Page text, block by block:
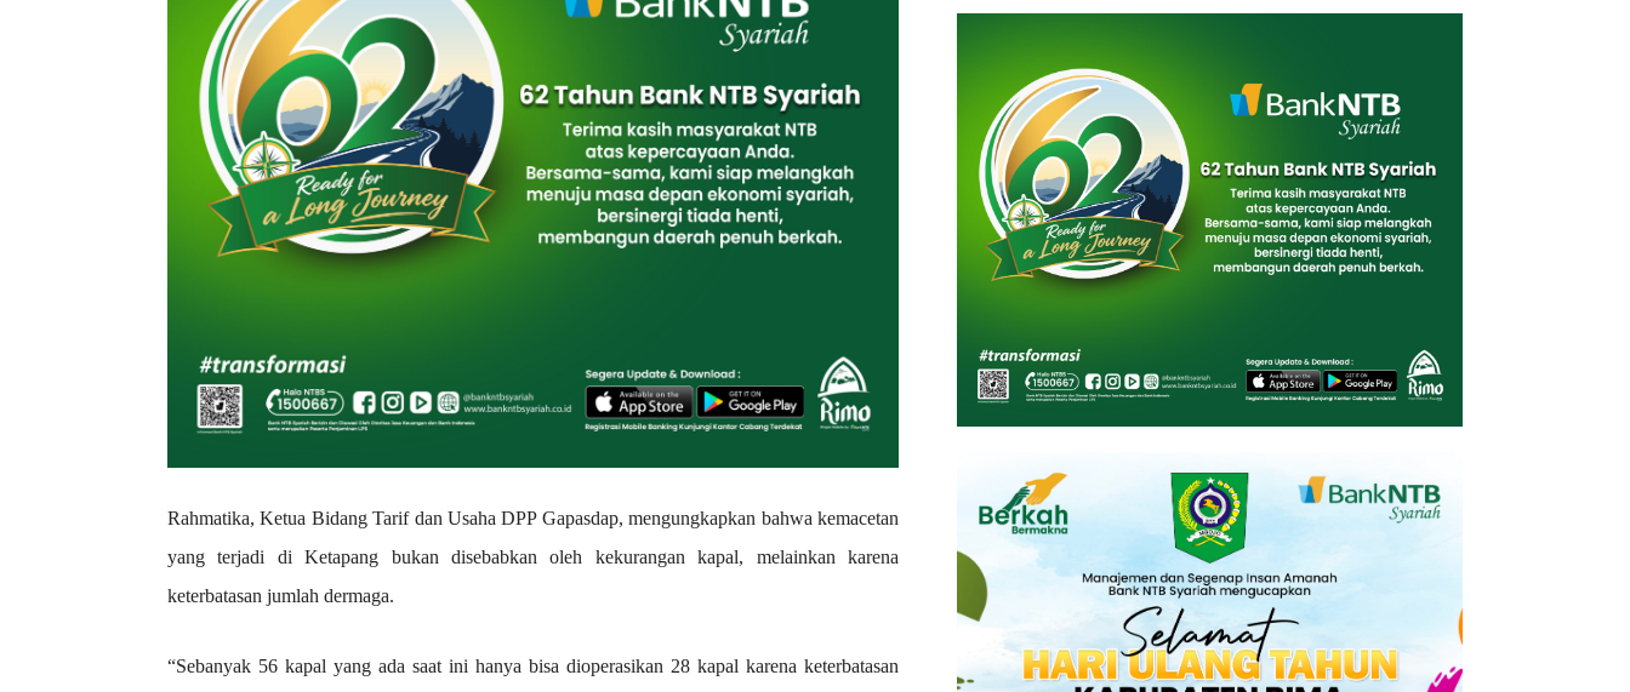
Rahmatika, Ketua Bidang Tarif dan Usaha DPP Gapasdap, mengungkapkan bahwa kemacetan
yang terjadi di Ketapang bukan disebabkan oleh kekurangan kapal, melainkan karena
keterbatasan jumlah dermaga.
“Sebanyak 56 kapal yang ada saat ini hanya bisa dioperasikan 28 kapal karena keterbatasan